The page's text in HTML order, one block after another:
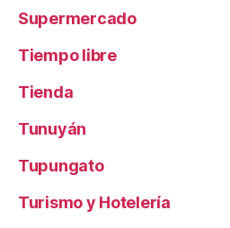
Supermercado
Tiempo libre
Tienda
Tunuyán
Tupungato
Turismo y Hotelería